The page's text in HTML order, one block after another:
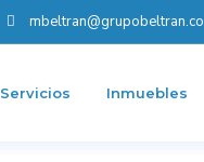
mbeltran@grupobeltran.co
Servicios Inmuebles